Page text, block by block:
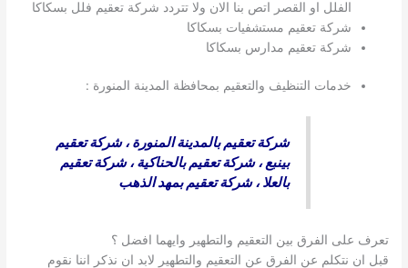
الفلل او القصر اتص بنا الان ولا تتردد شركة تعقيم فلل بسكاكا
شركة تعقيم مستشفيات بسكاكا
شركة تعقيم مدارس بسكاكا
خدمات التنظيف والتعقيم بمحافظة المدينة المنورة :
شركة تعقيم بالمدينة المنورة،شركة تعقيم
بينبع،شركة تعقيم بالحناكية،شركة تعقيم
بالعلا،شركة تعقيم بمهد الذهب
تعرف على الفرق بين التعقيم والتطهير وايهما افضل ؟
قبل ان نتكلم عن الفرق عن التعقيم والتطهير لابد ان نذكر اننا نقوم